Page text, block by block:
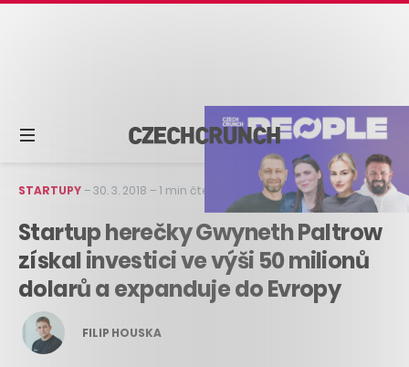
STARTUPY–30. 3. 2018 –1 min čtení
Startup herečky Gwyneth Paltrow
získal investici ve výši 50 milionů
dolarů a expanduje do Evropy
FILIP HOUSKA